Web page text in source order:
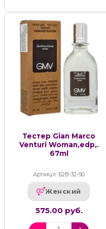
Тестер Gian Marco
Venturi Woman,edp,.
67ml
Артикул: Б2В-32-90
Женский
575.00 руб.